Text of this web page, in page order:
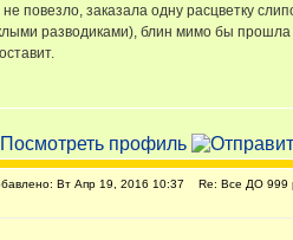
повезло, заказала одну расцветку
разводиками), блин мимо бы прошла
Вт Апр 19, 2016 10:37 Re: Все ДО 999